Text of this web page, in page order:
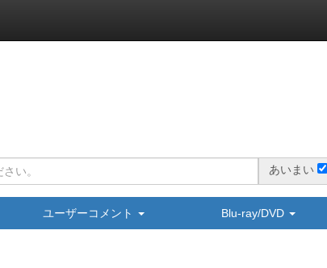
あいまい
ユーザーコメント Blu-ray/DVD